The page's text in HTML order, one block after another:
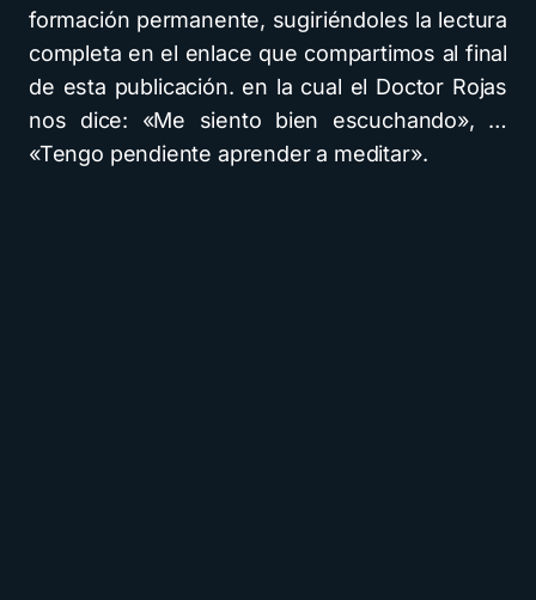
formación permanente, sugiriéndoles la lectura
completa en el enlace que compartimos al final
de esta publicación. en la cual el Doctor Rojas
nos dice: «Me siento bien escuchando», …
«Tengo pendiente aprender a meditar».